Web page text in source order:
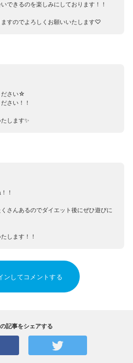
できるのを楽しみにしております！！
すのでよろしくお願いいたします♡
ださい☆
さい！！
します✨
！
さんあるのでダイエット後にぜひ遊びに
します！！
ンしてコメントする
記事をシェアする